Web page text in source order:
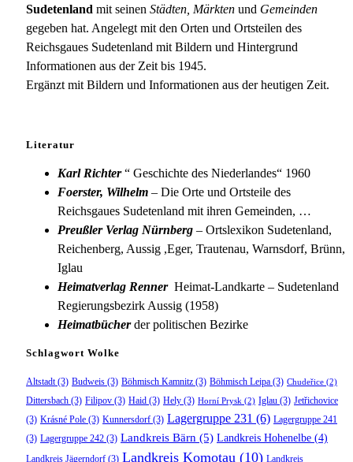
Sudetenland mit seinen Städten, Märkten und Gemeinden
gegeben hat. Angelegt mit den Orten und Ortsteilen des
Reichsgaues Sudetenland mit Bildern und Hintergrund
Informationen aus der Zeit bis 1945.
Ergänzt mit Bildern und Informationen aus der heutigen Zeit.
Literatur
Karl Richter“ Geschichte des Niederlandes“ 1960
Foerster, Wilhelm – Die Orte und Ortsteile des
Reichsgaues Sudetenland mit ihren Gemeinden, …
Preußler Verlag Nürnberg – Ortslexikon Sudetenland,
Reichenberg, Aussig ,Eger, Trautenau, Warnsdorf, Brünn,
Iglau
Heimatverlag Renner Heimat-Landkarte – Sudetenland
Regierungsbezirk Aussig (1958)
Heimatbücherder politischen Bezirke
Schlagwort Wolke
Altstadt(3) Budweis (3) Böhmisch Kamnitz (3) Böhmisch Leipa (3) Chudeřice (2)
Dittersbach (3) Filipov (3) Haid (3) Hely (3) Horní Prysk (2) Iglau (3) Jetřichovice
(3) Krásné Pole (3) Kunnersdorf (3) Lagergruppe 231 (6) Lagergruppe 241
(3) Lagergruppe 242 (3) Landkreis Bärn (5) Landkreis Hohenelbe (4)
Landkreis Jägerndorf (3) Landkreis Komotau (10) Landkreis